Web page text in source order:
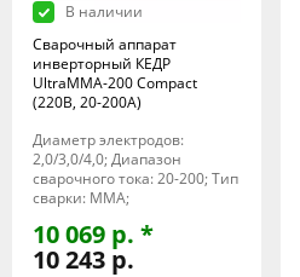
В наличии
Сварочный аппарат
инверторный КЕДР
UltraMMA-200 Compact
(220В, 20-200А)
Диаметр электродов:
2,0/3,0/4,0; Диапазон
сварочного тока: 20-200; Тип
сварки: MMA;
10 069 р. *
10 243 р.